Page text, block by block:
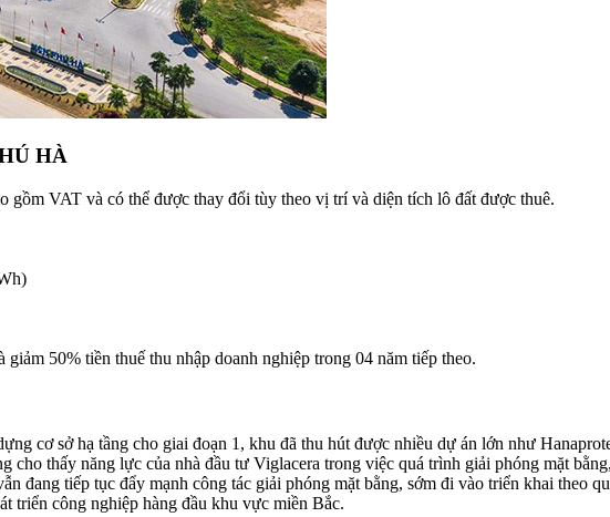
HÀ
gồm VAT và có thể được thay đổi tùy theo vị trí và diện tích lô đất được thuê.
50% tiền thuế thu nhập doanh nghiệp trong 04 năm tiếp theo.
cơ sở hạ tầng cho giai đoạn 1, khu đã thu hút được nhiều dự án lớn như
thấy năng lực của nhà đầu tư Viglacera trong việc quá trình giải phóng mặt
đang tiếp tục đẩy mạnh công tác giải phóng mặt bằng, sớm đi vào triển khai theo
triển công nghiệp hàng đầu khu vực miền Bắc.